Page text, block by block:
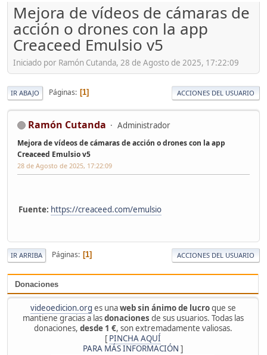
Donaciones
videoedicion.org es unaweb sin ánimo de lucroque se
mantiene gracias a lasdonaciones de sus usuarios. Todas las
donaciones, desde 1 €, son extremadamente valiosas.
[ PINCHA AQUÍ
PARA MÁS INFORMACIÓN ]
Mejora de vídeos de cámaras de
acción o drones con la app
Creaceed Emulsio v5
Iniciado por Ramón Cutanda, 28 de Agosto de 2025, 17:22:09
IR ABAJO Páginas 1 ACCIONES DEL USUARIO
Ramón Cutanda Administrador
Mejora de vídeos de cámaras de acción o drones con la app
Creaceed Emulsio v5
28 de Agosto de 2025, 17:22:09
Fuente: https://creaceed.com/emulsio
IR ARRIBA Páginas 1 ACCIONES DEL USUARIO